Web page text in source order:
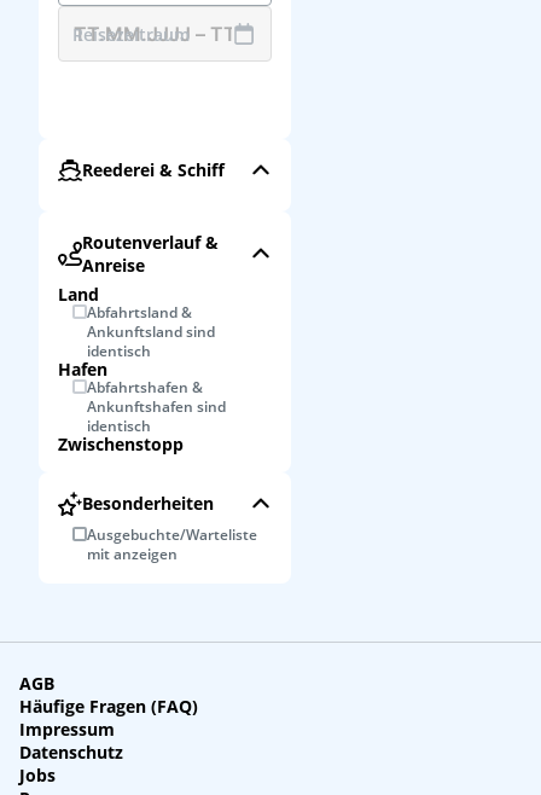
Reisezeitraum
Reederei & Schiff
Routenverlauf &
Anreise
Land
Abfahrtsland &
Ankunftsland sind
identisch
Hafen
Abfahrtshafen &
Ankunftshafen sind
identisch
Zwischenstopp
Besonderheiten
Ausgebuchte/Warteliste
mit anzeigen
AGB
Häufige Fragen (FAQ)
Impressum
Datenschutz
Jobs